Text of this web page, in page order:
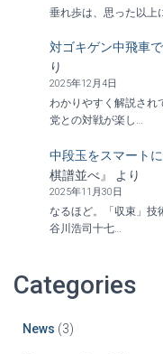
垂れ歩は、思った以上
対ゴキゲン中飛車
り
2025年12月4日
わかりやすく解説され
党との対戦が楽し…
中段玉をスマート
棋譜並べ』
より
2025年11月30日
なるほど。「収束」技
谷川浩司十七…
Categories
News (3)